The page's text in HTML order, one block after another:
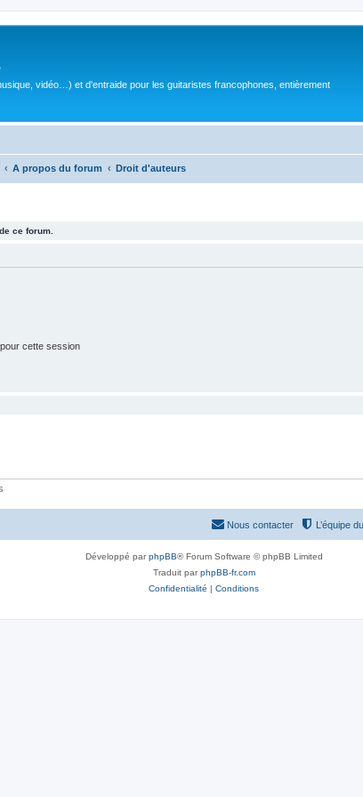
vidéo…) et d'entraide pour les guitaristes francophones, entièrement
A propos du forum Droit d'auteurs
ce forum.
cette session
L’équipe
Nous contacter
Développé parphpBB® Forum Software © phpBB Limited
Traduit parphpBB-fr.com
Confidentialité | Conditions